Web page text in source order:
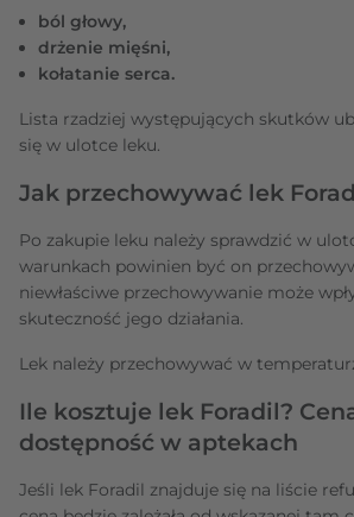
ból głowy,
drżenie mięśni,
kołatanie serca.
Lista rzadziej występujących skutków
się w ulotce leku.
Jak przechowywać lek
Po zakupie leku należy sprawdzić w
warunkach powinien być on
niewłaściwe przechowywanie może
skuteczność jego działania.
Lek należy przechowywać w
Ile kosztuje lek Foradil?
dostępność w aptekach
Jeśli lek Foradil znajduje się na liście